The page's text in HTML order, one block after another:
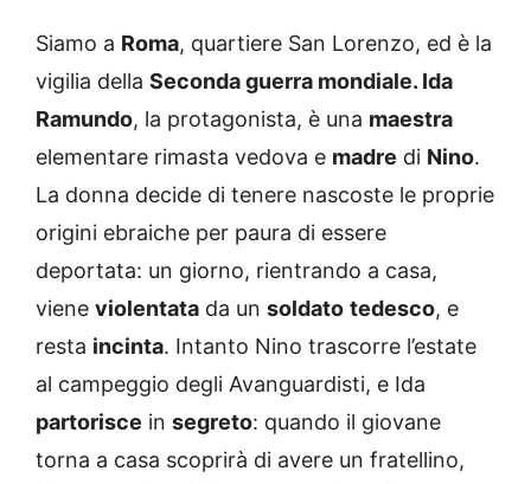
Siamo a Roma, quartiere San Lorenzo, ed è la
vigilia della Seconda guerra mondiale. Ida
Ramundo, la protagonista, è una maestra
elementare rimasta vedova e madre di Nino.
La donna decide di tenere nascoste le proprie
origini ebraiche per paura di essere
deportata: un giorno, rientrando a casa,
viene violentata da un soldato tedesco, e
resta incinta. Intanto Nino trascorre l’estate
al campeggio degli Avanguardisti, e Ida
partorisce in segreto: quando il giovane
torna a casa scoprirà di avere un fratellino,